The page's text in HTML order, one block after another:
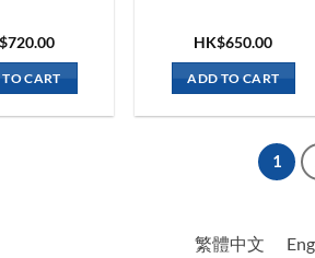
720.00
CART
HK$650.00
ADD TO CART
1
繁體中文